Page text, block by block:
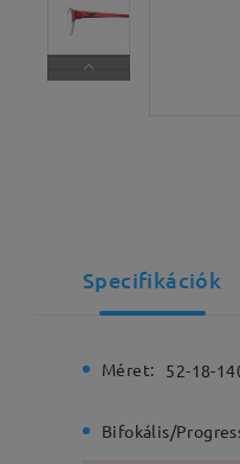
Specifikációk
Méret: 52-18-
Bifokális/